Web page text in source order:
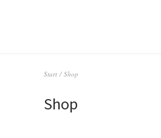
Start / Shop
Shop